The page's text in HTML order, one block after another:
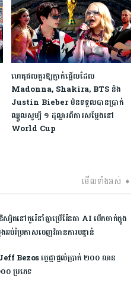
ហេតុផលគួរឱ្យភ្ញាក់ផ្អើលដែល
Madonna, Shakira, BTS និង
Justin Bieber មិនទទួលបានប្រាក់
ឈ្នួលសូម្បី ១ ដុល្លារពីការសម្ដែងនៅ
World Cup
មើលទាំងអស់ ➧
តនៅកូរ៉េនាំគ្នាប្រើវ៉ែនតា AI បើកចាក់ក្នុង
ប់រំប្រកាសចេញវិធានការបន្ទាន់
Bezos ប្តេជ្ញាផ្តល់ប្រាក់ ២០០ លាន
០ ប្រភេទ